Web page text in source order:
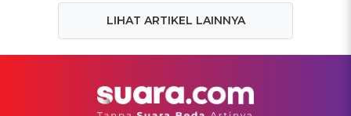
LIHAT ARTIKEL LAINNYA